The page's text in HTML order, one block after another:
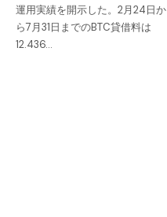
運用実績を開示した。2月24日か
ら7月31日までのBTC貸借料は
12.436…